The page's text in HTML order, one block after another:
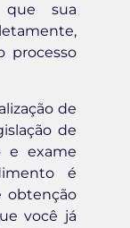
que sua
processo
de
de
e exame
é
obtenção
você já